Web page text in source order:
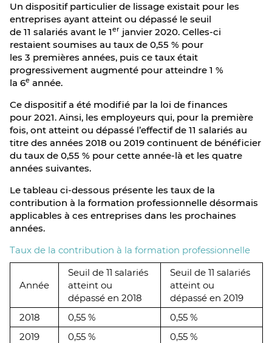
Un dispositif particulier de lissage existait pour les
entreprises ayant atteint ou dépassé le seuil
de 11 salariés avant le 1er janvier 2020. Celles-ci
restaient soumises au taux de 0,55 % pour
les 3 premières années, puis ce taux était
progressivement augmenté pour atteindre 1 %
la 6e année.
Ce dispositif a été modifié par la loi de finances
pour 2021. Ainsi, les employeurs qui, pour la première
fois, ont atteint ou dépassé l’effectif de 11 salariés au
titre des années 2018 ou 2019 continuent de bénéficier
du taux de 0,55 % pour cette année-là et les quatre
années suivantes.
Le tableau ci-dessous présente les taux de la
contribution à la formation professionnelle désormais
applicables à ces entreprises dans les prochaines
années.
Taux de la contribution à la formation professionnelle
Année
Seuil de 11 salariés
atteint ou
dépassé en 2018
Seuil de 11 salariés
atteint ou
dépassé en 2019
2018
0,55 %
0,55 %
2019
0,55 %
0,55 %